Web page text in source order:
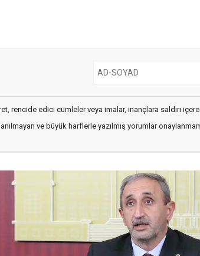
rencide edici cümleler veya imalar, inançlara saldırı
ve büyük harflerle yazılmış yorumlar